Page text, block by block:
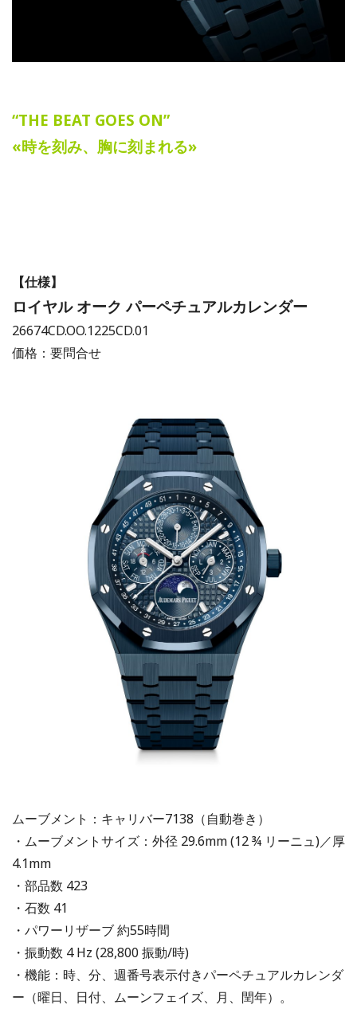
“THE BEAT GOES ON”
«時を刻み、胸に刻まれる»
【仕様】
ロイヤル オーク パーペチュアルカレンダー
26674CD.OO.1225CD.01
価格：要問合せ
ムーブメント：キャリバー7138（自動巻き）
・ムーブメントサイズ：外径 29.6mm (12 ¾ リーニュ)／厚
4.1mm
・部品数 423
・石数 41
・パワーリザーブ 約55時間
・振動数 4 Hz (28,800 振動/時)
・機能：時、分、週番号表示付きパーペチュアルカレンダ
ー（曜日、日付、ムーンフェイズ、月、閏年）。